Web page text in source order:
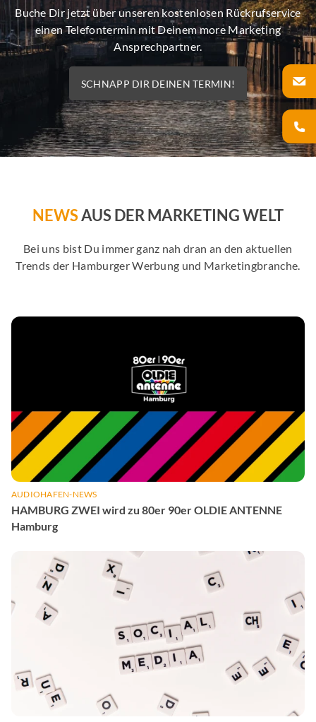
Buche Dir jetzt über unseren kostenlosen Rückrufservice
einen Telefontermin mit Deinem more Marketing
Ansprechpartner.
SCHNAPP DIR DEINEN TERMIN!
NEWSAUS DER MARKETING WELT
Bei uns bist Du immer ganz nah dran an den aktuellen
Trends der Hamburger Werbung und Marketingbranche.
AUDIOHAFEN-NEWS
HAMBURG ZWEI wird zu 80er 90er OLDIE ANTENNE
Hamburg